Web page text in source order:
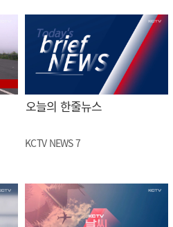
오늘의 한줄뉴스
KCTV NEWS 7